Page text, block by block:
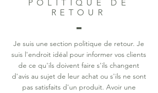
POLITIQUE DE
RETOUR
Je suis une section politique de retour. Je
suis l'endroit idéal pour informer vos clients
de ce qu'ils doivent faire s'ils changent
d'avis au sujet de leur achat ou s'ils ne sont
pas satisfaits d'un produit. Avoir une